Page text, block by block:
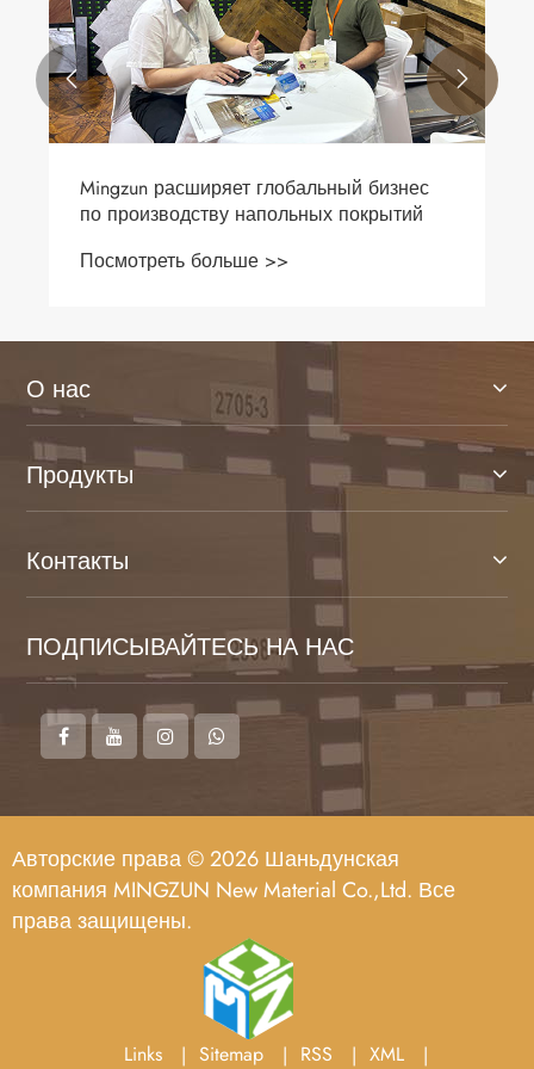
 
О нас
Продукты
Контакты
ПОДПИСЫВАЙТЕСЬ НА НАС
Авторские права © 2026 Шаньдунская
компания MINGZUN New Material Co.,Ltd. Все
права защищены.
Links Sitemap RSS XML